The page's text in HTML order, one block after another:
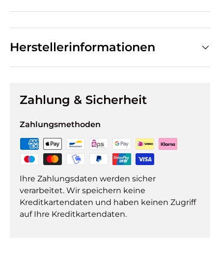
Herstellerinformationen
Zahlung & Sicherheit
Zahlungsmethoden
Ihre Zahlungsdaten werden sicher
verarbeitet. Wir speichern keine
Kreditkartendaten und haben keinen Zugriff
auf Ihre Kreditkartendaten.